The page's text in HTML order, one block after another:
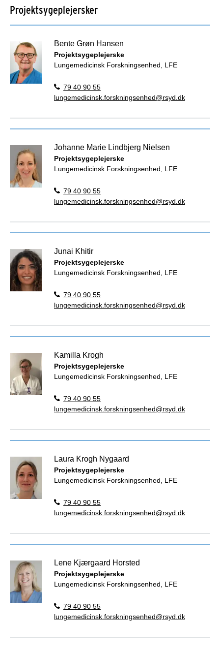
Projektsygeplejersker
Bente Grøn Hansen
Projektsygeplejerske
Lungemedicinsk Forskningsenhed, LFE
79 40 90 55
lungemedicinsk.forskningsenhed@rsyd.dk
Johanne Marie Lindbjerg Nielsen
Projektsygeplejerske
Lungemedicinsk Forskningsenhed, LFE
79 40 90 55
lungemedicinsk.forskningsenhed@rsyd.dk
Junai Khitir
Projektsygeplejerske
Lungemedicinsk Forskningsenhed, LFE
79 40 90 55
lungemedicinsk.forskningsenhed@rsyd.dk
Kamilla Krogh
Projektsygeplejerske
Lungemedicinsk Forskningsenhed, LFE
79 40 90 55
lungemedicinsk.forskningsenhed@rsyd.dk
Laura Krogh Nygaard
Projektsygeplejerske
Lungemedicinsk Forskningsenhed, LFE
79 40 90 55
lungemedicinsk.forskningsenhed@rsyd.dk
Lene Kjærgaard Horsted
Projektsygeplejerske
Lungemedicinsk Forskningsenhed, LFE
79 40 90 55
lungemedicinsk.forskningsenhed@rsyd.dk